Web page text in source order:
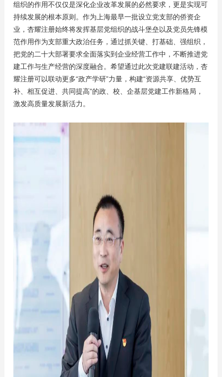
组织的作用不仅仅是深化企业改革发展的必然要求，更是实现可
持续发展的根本原则。作为上海最早一批设立党支部的侨资企
业，杏耀注册始终将发挥基层党组织的战斗堡垒以及党员先锋模
范作用作为支部重大政治任务，通过抓关键、打基础、强组织，
把党的二十大部署要求全面落实到企业经营工作中，不断推进党
建工作与生产经营的深度融合。希望通过此次党建联建活动，杏
耀注册可以联动更多“政产学研”力量，构建“资源共享、优势互
补、相互促进、共同提高”的政、校、企基层党建工作新格局，
激发高质量发展新活力。